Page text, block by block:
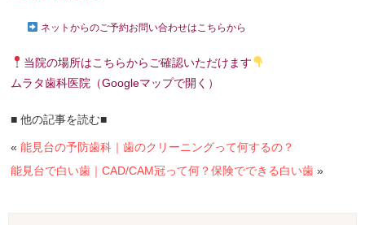
ネットからのご予約お問い合わせはこちらから
当院の場所はこちらからご確認いただけます
ムラタ歯科医院（Googleマップで開く）
■ 他の記事を読む■
«能見台の予防歯科｜歯のクリーニングって何するの？
能見台で白い歯｜CAD/CAM冠って何？保険でできる白い歯 »